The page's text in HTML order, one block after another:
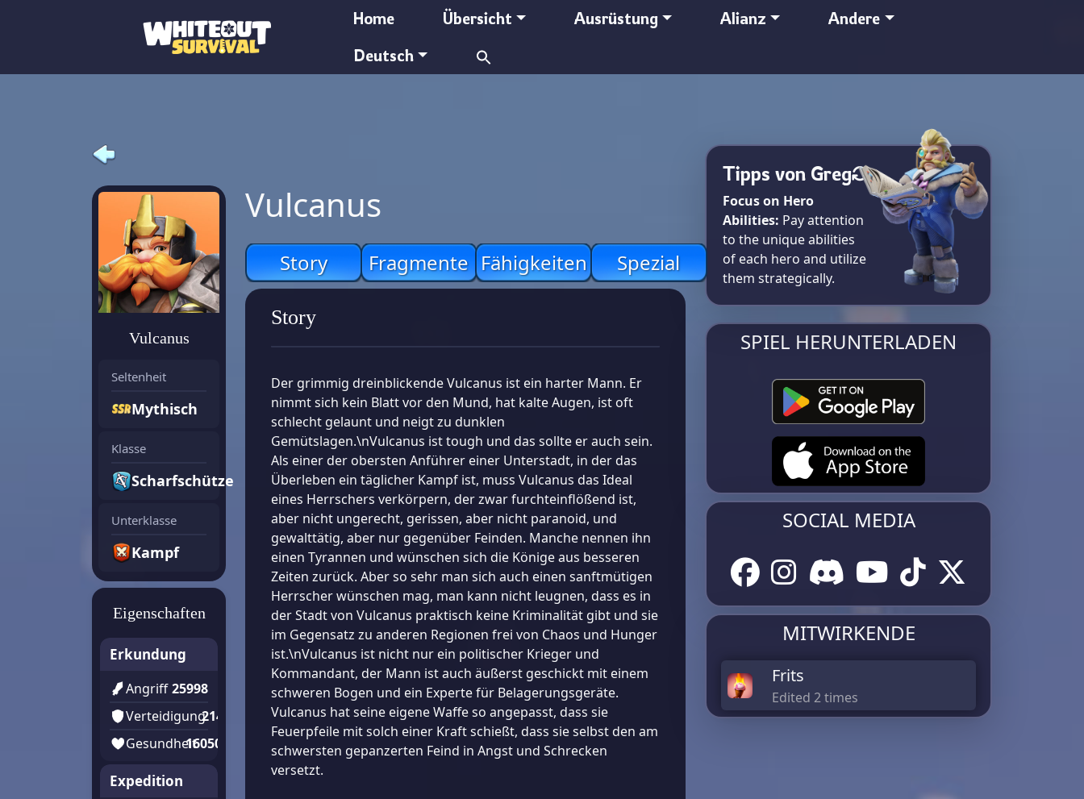
Home Übersicht Ausrüstung Alianz
Andere
Deutsch
for:
Vulcanus
Seltenheit
Mythisch
Klasse
Scharfschütze
Unterklasse
Kampf
Eigenschaften
Erkundung
Angriff 25998
Verteidigung21400
Gesundheit160506
Expedition
Vulcanus
Story Fragmente Fähigkeiten Spezial
Story
Der grimmig dreinblickende Vulcanus ist ein harter Mann. Er
nimmt sich kein Blatt vor den Mund, hat kalte Augen, ist oft
schlecht gelaunt und neigt zu dunklen
Gemütslagen.\nVulcanus ist tough und das sollte er auch sein.
Als einer der obersten Anführer einer Unterstadt, in der das
Überleben ein täglicher Kampf ist, muss Vulcanus das Ideal
eines Herrschers verkörpern, der zwar furchteinflößend ist,
aber nicht ungerecht, gerissen, aber nicht paranoid, und
gewalttätig, aber nur gegenüber Feinden. Manche nennen ihn
einen Tyrannen und wünschen sich die Könige aus besseren
Zeiten zurück. Aber so sehr man sich auch einen sanftmütigen
Herrscher wünschen mag, man kann nicht leugnen, dass es in
der Stadt von Vulcanus praktisch keine Kriminalität gibt und sie
im Gegensatz zu anderen Regionen frei von Chaos und Hunger
ist.\nVulcanus ist nicht nur ein politischer Krieger und
Kommandant, der Mann ist auch äußerst geschickt mit einem
schweren Bogen und ein Experte für Belagerungsgeräte.
Vulcanus hat seine eigene Waffe so angepasst, dass sie
Feuerpfeile mit solch einer Kraft schießt, dass sie selbst den am
schwersten gepanzerten Feind in Angst und Schrecken
versetzt.
Tipps von Greg
Focus on Hero
Abilities: Pay attention
to the unique abilities
of each hero and utilize
them strategically.
SPIEL HERUNTERLADEN
SOCIAL MEDIA
MITWIRKENDE
Frits
Edited 2 times